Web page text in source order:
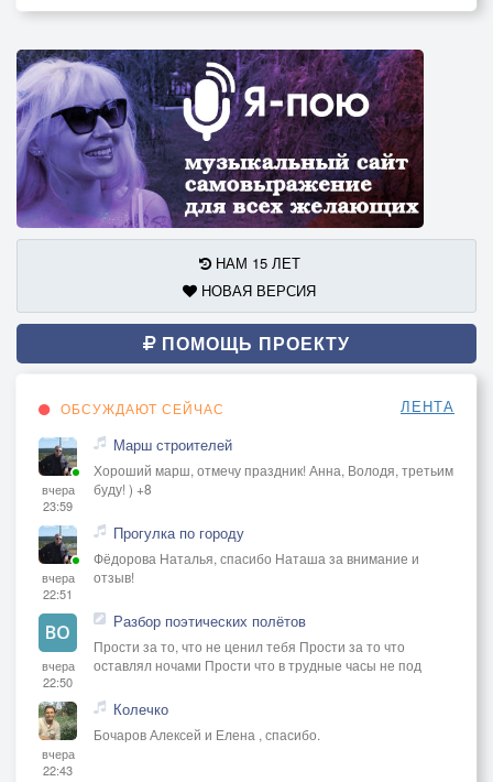
НАМ 15 ЛЕТ
НОВАЯ ВЕРСИЯ
ПОМОЩЬ ПРОЕКТУ
ОБСУЖДАЮТ СЕЙЧАС ЛЕНТА
вчера
23:59
Марш строителей
Хороший марш, отмечу праздник! Анна, Володя, третьим
буду! ) +8
вчера
22:51
Прогулка по городу
Фёдорова Наталья, спасибо Наташа за внимание и
отзыв!
вчера
22:50
Разбор поэтических полётов
Прости за то, что не ценил тебя Прости за то что
оставлял ночами Прости что в трудные часы не под
вчера
22:43
Колечко
Бочаров Алексей и Елена , спасибо.